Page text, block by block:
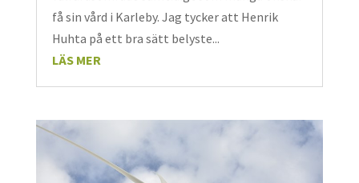
få sin vård i Karleby. Jag tycker att Henrik
Huhta på ett bra sätt belyste...
LÄS MER